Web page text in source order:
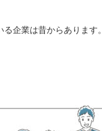
企業は昔からあります。